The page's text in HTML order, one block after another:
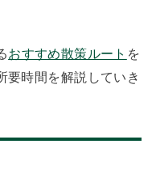
おすすめ散策ルート を
要時間を解説していき